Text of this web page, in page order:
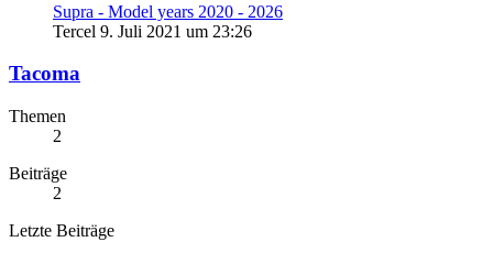
Supra - Model years 2020 - 2026
Tercel 9. Juli 2021 um 23:26
Tacoma
Themen
2
Beiträge
2
Letzte Beiträge